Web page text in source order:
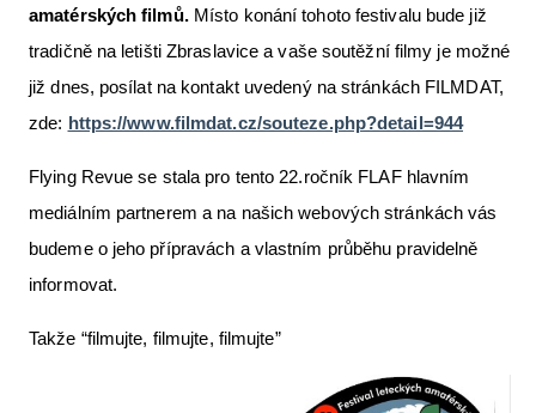
amatérských filmů.Místo konání tohoto festivalu bude již
tradičně na letišti Zbraslavice a vaše soutěžní filmy je možné
již dnes, posílat na kontakt uvedený na stránkách FILMDAT,
zde: https://www.filmdat.cz/souteze.php?detail=944
Flying Revue se stala pro tento 22.ročník FLAF hlavním
mediálním partnerem a na našich webových stránkách vás
budeme o jeho přípravách a vlastním průběhu pravidelně
informovat.
Takže “filmujte, filmujte, filmujte”
Inzerujte s námi
E-SHOP